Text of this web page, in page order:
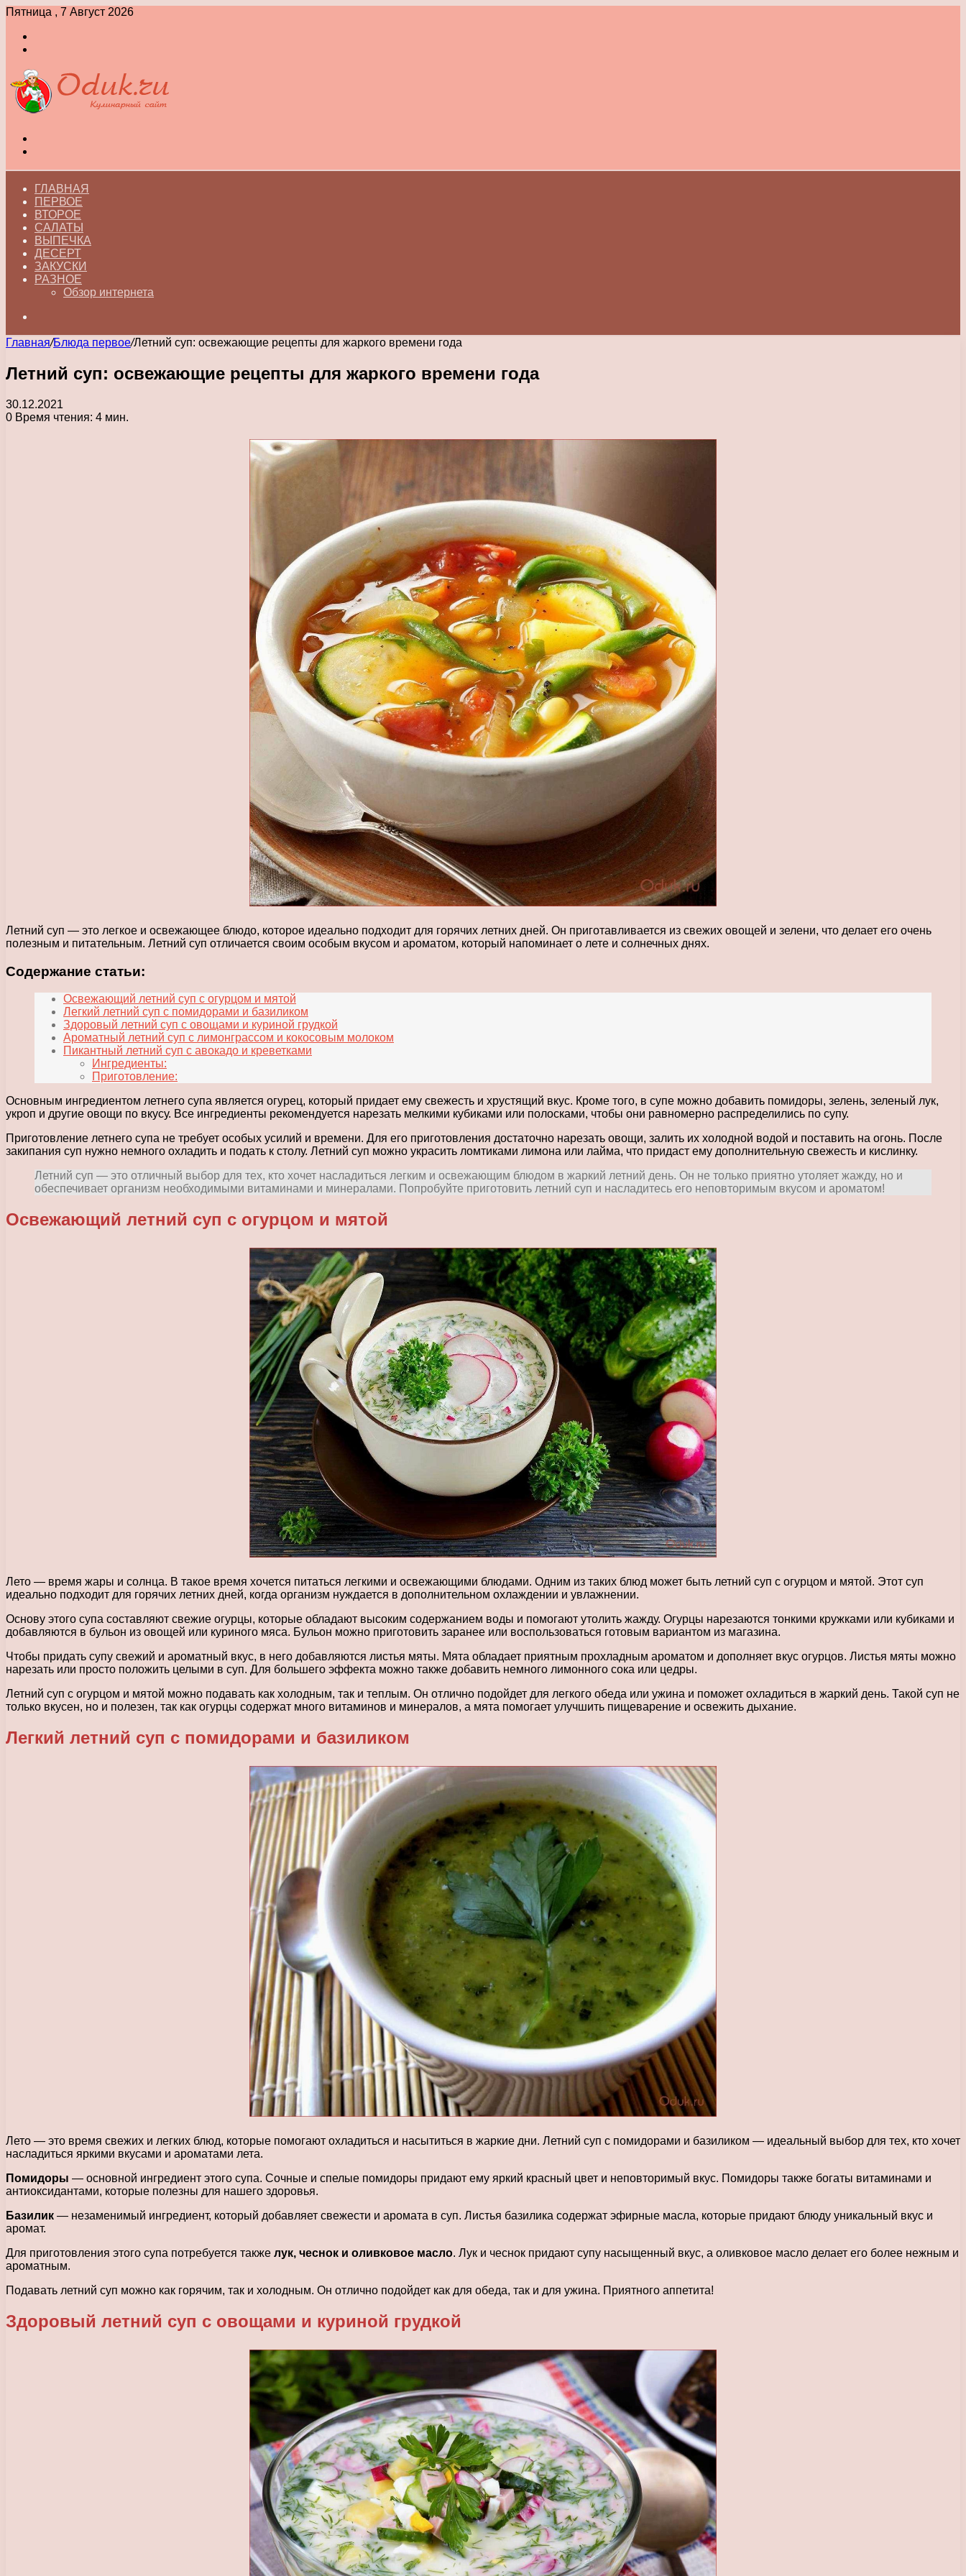
Пятница , 7 Август 2026
ГЛАВНАЯ
ПЕРВОЕ
ВТОРОЕ
САЛАТЫ
ВЫПЕЧКА
ДЕСЕРТ
ЗАКУСКИ
РАЗНОЕ
Обзор интернета
Главная/Блюда первое/Летний суп: освежающие рецепты для жаркого времени года
Летний суп: освежающие рецепты для жаркого времени года
30.12.2021
0 Время чтения: 4 мин.
Летний суп — это легкое и освежающее блюдо, которое идеально подходит для горячих летних дней. Он приготавливается из свежих овощей и зелени, что делает его очень
полезным и питательным. Летний суп отличается своим особым вкусом и ароматом, который напоминает о лете и солнечных днях.
Содержание статьи:
Освежающий летний суп с огурцом и мятой
Легкий летний суп с помидорами и базиликом
Здоровый летний суп с овощами и куриной грудкой
Ароматный летний суп с лимонграссом и кокосовым молоком
Пикантный летний суп с авокадо и креветками
Ингредиенты:
Приготовление:
Основным ингредиентом летнего супа является огурец, который придает ему свежесть и хрустящий вкус. Кроме того, в супе можно добавить помидоры, зелень, зеленый лук,
укроп и другие овощи по вкусу. Все ингредиенты рекомендуется нарезать мелкими кубиками или полосками, чтобы они равномерно распределились по супу.
Приготовление летнего супа не требует особых усилий и времени. Для его приготовления достаточно нарезать овощи, залить их холодной водой и поставить на огонь. После
закипания суп нужно немного охладить и подать к столу. Летний суп можно украсить ломтиками лимона или лайма, что придаст ему дополнительную свежесть и кислинку.
Летний суп — это отличный выбор для тех, кто хочет насладиться легким и освежающим блюдом в жаркий летний день. Он не только приятно утоляет жажду, но и
обеспечивает организм необходимыми витаминами и минералами. Попробуйте приготовить летний суп и насладитесь его неповторимым вкусом и ароматом!
Освежающий летний суп с огурцом и мятой
Лето — время жары и солнца. В такое время хочется питаться легкими и освежающими блюдами. Одним из таких блюд может быть летний суп с огурцом и мятой. Этот суп
идеально подходит для горячих летних дней, когда организм нуждается в дополнительном охлаждении и увлажнении.
Основу этого супа составляют свежие огурцы, которые обладают высоким содержанием воды и помогают утолить жажду. Огурцы нарезаются тонкими кружками или кубиками и
добавляются в бульон из овощей или куриного мяса. Бульон можно приготовить заранее или воспользоваться готовым вариантом из магазина.
Чтобы придать супу свежий и ароматный вкус, в него добавляются листья мяты. Мята обладает приятным прохладным ароматом и дополняет вкус огурцов. Листья мяты можно
нарезать или просто положить целыми в суп. Для большего эффекта можно также добавить немного лимонного сока или цедры.
Летний суп с огурцом и мятой можно подавать как холодным, так и теплым. Он отлично подойдет для легкого обеда или ужина и поможет охладиться в жаркий день. Такой суп не
только вкусен, но и полезен, так как огурцы содержат много витаминов и минералов, а мята помогает улучшить пищеварение и освежить дыхание.
Легкий летний суп с помидорами и базиликом
Лето — это время свежих и легких блюд, которые помогают охладиться и насытиться в жаркие дни. Летний суп с помидорами и базиликом — идеальный выбор для тех, кто хочет
насладиться яркими вкусами и ароматами лета.
Помидоры — основной ингредиент этого супа. Сочные и спелые помидоры придают ему яркий красный цвет и неповторимый вкус. Помидоры также богаты витаминами и
антиоксидантами, которые полезны для нашего здоровья.
Базилик — незаменимый ингредиент, который добавляет свежести и аромата в суп. Листья базилика содержат эфирные масла, которые придают блюду уникальный вкус и
аромат.
Для приготовления этого супа потребуется также лук, чеснок и оливковое масло. Лук и чеснок придают супу насыщенный вкус, а оливковое масло делает его более нежным и
ароматным.
Подавать летний суп можно как горячим, так и холодным. Он отлично подойдет как для обеда, так и для ужина. Приятного аппетита!
Здоровый летний суп с овощами и куриной грудкой